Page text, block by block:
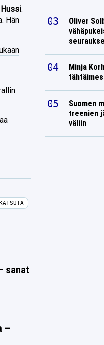
.
Hän
sanat
–
Oliver
Minja
Suomen
treenien
väliin